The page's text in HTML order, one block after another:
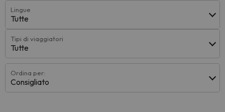
Lingue
Tutte
Tipi di viaggiatori
Tutte
Ordina per:
Consigliato